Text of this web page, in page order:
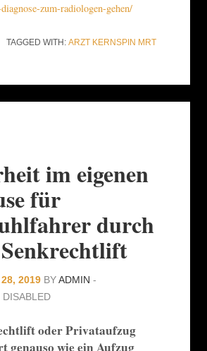
zum-radiologen-gehen/
TAGGED WITH: ARZT KERNSPIN MRT
im eigenen
für
durch
2019 BYADMIN -
oder Privataufzug
genauso wie ein Aufzug